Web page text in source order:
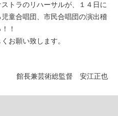
トラのリハーサルが、１４日に
童合唱団、市民合唱団の演出稽
！
お願い致します。
館長兼芸術総監督 安江正也